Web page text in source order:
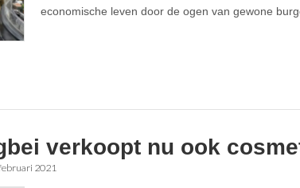
economische leven door de ogen van gewone
verkoopt nu ook
2021